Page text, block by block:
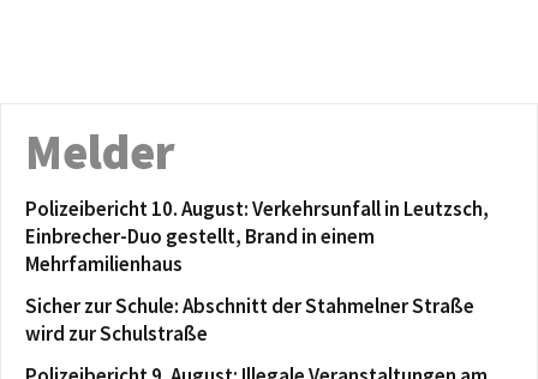
Melder
Polizeibericht 10. August: Verkehrsunfall in Leutzsch,
Einbrecher-Duo gestellt, Brand in einem
Mehrfamilienhaus
Sicher zur Schule: Abschnitt der Stahmelner Straße
wird zur Schulstraße